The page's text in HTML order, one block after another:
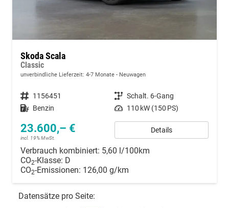
Skoda Scala
Classic
unverbindliche Lieferzeit: 4-7 Monate Neuwagen
Fahrzeugnummer 1156451 Getriebe Schalt. 6-Gang
Kraftstoff Benzin Leistung 110 kW (150 PS)
23.600,– €
incl. 19% MwSt.
Details
Verbrauch kombiniert: 5,60 l/100km
CO2-Klasse: D
CO2-Emissionen: 126,00 g/km
Datensätze pro Seite: